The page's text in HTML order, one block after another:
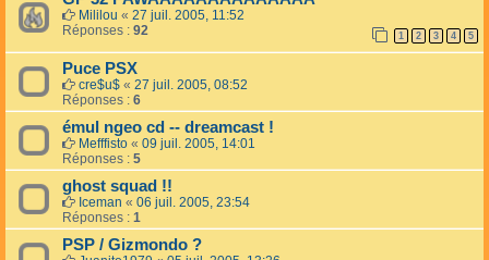
Mililou « 27 juil. 2005, 11:52
Réponses : 92 1 2 3 4 5
Puce PSX
cre$u$ « 27 juil. 2005, 08:52
Réponses : 6
émul ngeo cd -- dreamcast !
Mefffisto « 09 juil. 2005, 14:01
Réponses : 5
ghost squad !!
Iceman « 06 juil. 2005, 23:54
Réponses : 1
PSP / Gizmondo ?